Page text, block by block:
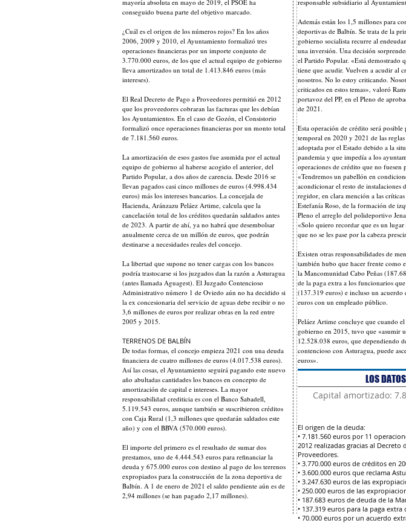
mayoría absoluta en mayo de 2019, el PSOE ha
conseguido buena parte del objetivo marcado.
¿Cuál es el origen de los números rojos? En los años
2006, 2009 y 2010, el Ayuntamiento formalizó tres
operaciones financieras por un importe conjunto de
3.770.000 euros, de los que el actual equipo de gobierno
lleva amortizados un total de 1.413.846 euros (más
intereses).
El Real Decreto de Pago a Proveedores permitió en 2012
que los proveedores cobraran las facturas que les debían
los Ayuntamientos. En el caso de Gozón, el Consistorio
formalizó once operaciones financieras por un monto total
de 7.181.560 euros.
La amortización de esos gastos fue asumida por el actual
equipo de gobierno al haberse acogido el anterior, del
Partido Popular, a dos años de carencia. Desde 2016 se
llevan pagados casi cinco millones de euros (4.998.434
euros) más los intereses bancarios. La concejala de
Hacienda, Aránzazu Peláez Artime, calcula que la
cancelación total de los créditos quedarán saldados antes
de 2023. A partir de ahí, ya no habrá que desembolsar
anualmente cerca de un millón de euros, que podrán
destinarse a necesidades reales del concejo.
La libertad que supone no tener cargas con los bancos
podría trastocarse si los juzgados dan la razón a Asturagua
(antes llamada Aguagest). El Juzgado Contencioso
Administrativo número 1 de Oviedo aún no ha decidido si
la ex concesionaria del servicio de aguas debe recibir o no
3,6 millones de euros por realizar obras en la red entre
2005 y 2015.
TERRENOS DE BALBÍN
De todas formas, el concejo empieza 2021 con una deuda
financiera de cuatro millones de euros (4.017.538 euros).
Así las cosas, el Ayuntamiento seguirá pagando este nuevo
año abultadas cantidades los bancos en concepto de
amortización de capital e intereses. La mayor
responsabilidad crediticia es con el Banco Sabadell,
5.119.543 euros, aunque también se suscribieron créditos
con Caja Rural (1,3 millones que quedarán saldados este
año) y con el BBVA (570.000 euros).
El importe del primero es el resultado de sumar dos
prestamos, uno de 4.444.543 euros para refinanciar la
deuda y 675.000 euros con destino al pago de los terrenos
expropiados para la construcción de la zona deportiva de
Balbín. A 1 de enero de 2021 el saldo pendiente aún es de
2,94 millones (se han pagado 2,17 millones).
responsable subsidiario al
Además están los 1,5 millones para
deportivas de Balbín. Se trata de la
gobierno socialista recurre al
una inversión. Una decisión
el Partido Popular. «Está demostrado
tiene que acudir. Vuelven a acudir al
nosotros. No lo estoy criticando.
criticados en estos temas», valoró
portavoz del PP, en el Pleno de
de 2021.
Esta operación de crédito será posible
temporal en 2020 y 2021 de las
adoptada por el Estado debido a la
pandemia y que impedía a los
operaciones de crédito que no fuesen
«Tendremos un pabellón en
acondicionar el resto de instalaciones
regidor, en clara mención a las
Estefanía Roso, de la formación de
Pleno el arreglo del polideportivo
«Solo quiero recordar que es un
que no se les pase por la cabeza
Existen otras responsabilidades de
también hubo que hacer frente como
la Mancomunidad Cabo Peñas
de la paga extra a los funcionarios
(137.319 euros) e incluso un
euros con un empleado público.
Peláez Artime concluye que cuando
gobierno en 2015, tuvo que «asumir
12.528.038 euros, que dependiendo
contencioso con Asturagua, puede
euros».
LOS DATOS
Capital amortizado:
El origen de la deuda:
• 7.181.560 euros por 11
2012 realizadas gracias al Decreto
Proveedores.
• 3.770.000 euros de créditos en
• 3.600.000 euros que reclama
• 3.247.630 euros de las
• 250.000 euros de las
• 187.683 euros de deuda de la
• 137.319 euros para la paga
• 70.000 euros por un acuerdo